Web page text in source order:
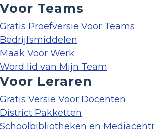
Voor Teams
Gratis Proefversie Voor Teams
Bedrijfsmiddelen
Maak Voor Werk
Word lid van Mijn Team
Voor Leraren
Gratis Versie Voor Docenten
District Pakketten
Schoolbibliotheken en